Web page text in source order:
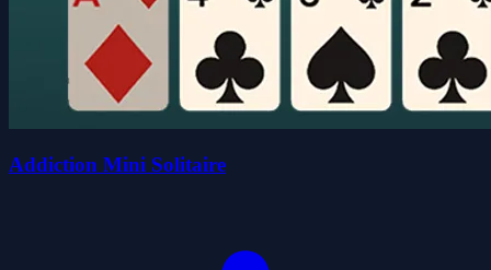
Addiction Mini Solitaire